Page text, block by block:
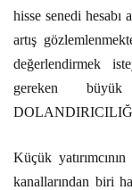
hisse senedi hesabı
artış
değerlendirmek
gereken
Küçük
kanallarından biri